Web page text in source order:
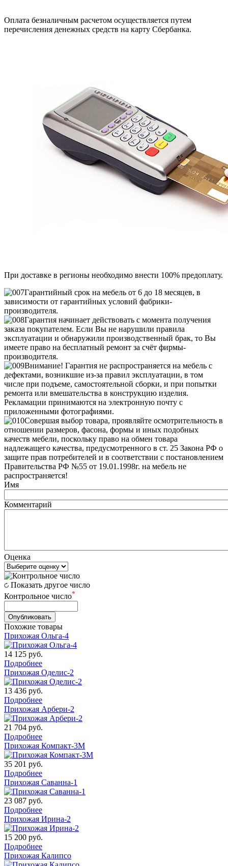
Оплата безналичным расчетом осуществляется путем
перечисления денежных средств на карту Сбербанка.
При доставке в регионы необходимо внести 100% предоплату.
Гарантийный срок на мебель от 6 до 18 месяцев, в
зависимости от гарантийных условий фабрики-
производителя.
Гарантия начинает действовать с момента получения
заказа покупателем. Если Вы не нарушили правила
эксплуатации и обнаружили производственный брак, то Вы
имеете право на бесплатный ремонт за счёт фирмы-
производителя.
Внимание! Гарантия не распространяется на мебель с
дефектами, возникшие из-за правил эксплуатации, в том
числе при подъеме, самостоятельной сборки, и при попытки
ремонта или вмешательства в конструкцию изделия.
Рекламации принимаются на электронную почту с
приложенными фотографиями.
Совершая выбор товара, проявляйте осмотрительность в
отношении размеров, фасона, формы и иных подобных
качеств мебели, поскольку право на обмен товара
надлежащего качества, предусмотренного в ст. 25 Закона РФ о
защите прав потребителей и в соответствии с постановлением
Правительства РФ №55 от 19.01.1998г. на мебель не
распространяется!
Имя
Комментарий
Оценка
Показать другое число
Контрольное число*
Похожие товары
Прихожая Ольга-4
14 125 руб.
Подробнее
Прихожая Оделис-2
13 436 руб.
Подробнее
Прихожая Арбери-2
21 704 руб.
Подробнее
Прихожая Компакт-3М
35 201 руб.
Подробнее
Прихожая Саванна-1
23 087 руб.
Подробнее
Прихожая Ирина-2
15 200 руб.
Подробнее
Прихожая Калипсо